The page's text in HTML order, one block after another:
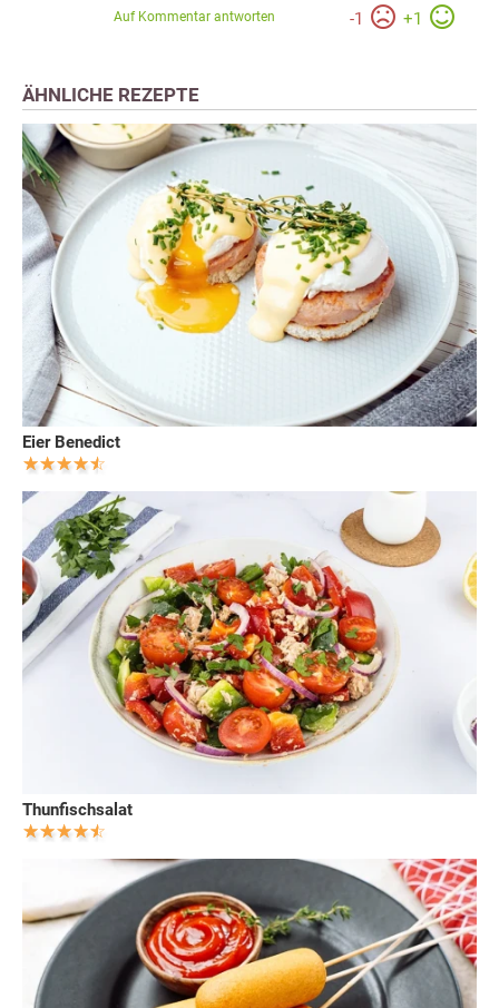
-1 +1
Auf Kommentar antworten
ÄHNLICHE REZEPTE
Eier Benedict
Thunfischsalat